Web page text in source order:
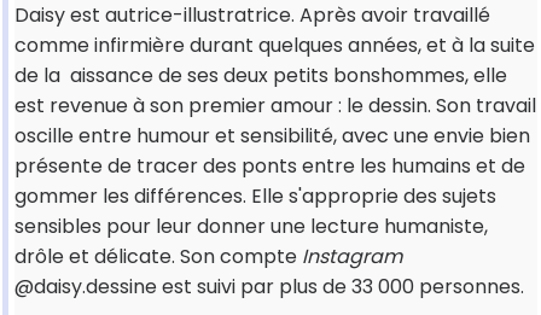
Daisy est autrice-illustratrice. Après avoir travaillé
comme infirmière durant quelques années, et à la suite
de la aissance de ses deux petits bonshommes, elle
est revenue à son premier amour : le dessin. Son travail
oscille entre humour et sensibilité, avec une envie bien
présente de tracer des ponts entre les humains et de
gommer les différences. Elle s'approprie des sujets
sensibles pour leur donner une lecture humaniste,
drôle et délicate. Son compte Instagram
@daisy.dessine est suivi par plus de 33 000 personnes.